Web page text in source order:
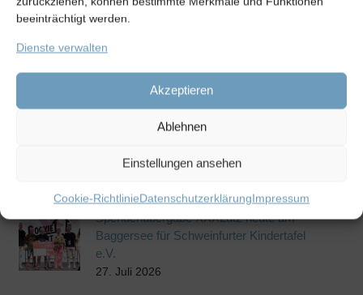
beeinträchtigt werden.
Dienste verwalten
Akzeptieren
Ablehnen
Einstellungen ansehen
Cookie-RichtlinieDatenschutzerklärungImpressum
Nun sind es so viele Kisten wie bisher noch nie. Wir
nicht so gut geht helfen können, so Labus.
Spendenübergabe XXXLutz heute am
Baggersee für Schweinfurter Kindertafel
e.V.
27. Juli 2026